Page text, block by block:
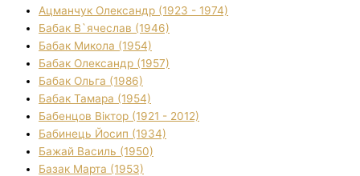
Ацманчук Олександр (1923 - 1974)
Бабак В`ячеслав (1946)
Бабак Микола (1954)
Бабак Олександр (1957)
Бабак Ольга (1986)
Бабак Тамара (1954)
Бабенцов Віктор (1921 - 2012)
Бабинець Йосип (1934)
Бажай Василь (1950)
Базак Марта (1953)